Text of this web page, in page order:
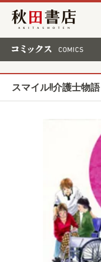
秋田書店
スマイル!!介護士物